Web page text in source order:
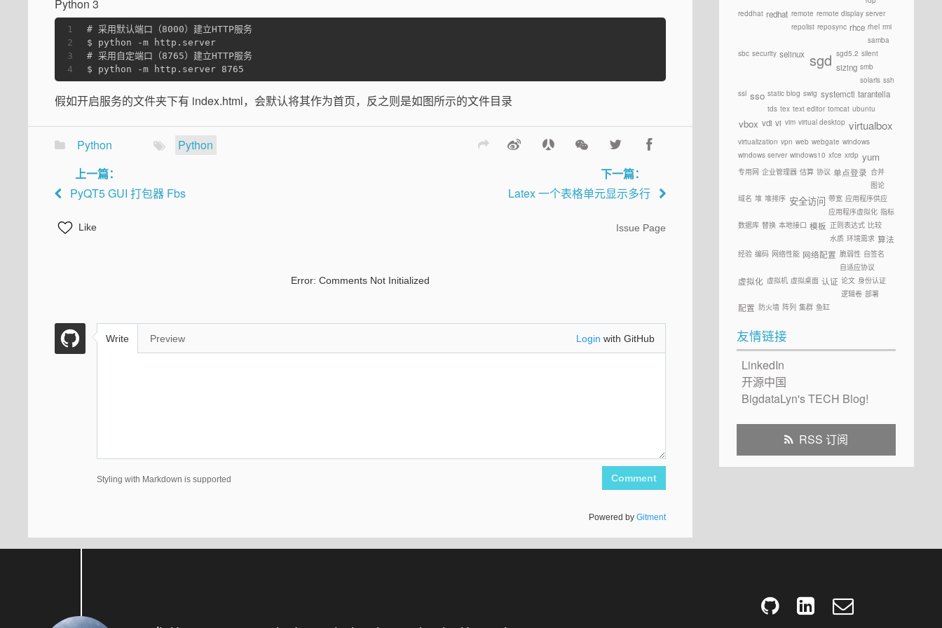
Python 3
1
2
3
4
# 采用默认端口（8000）建立HTTP服务
$ python -m http.server
# 采用自定端口（8765）建立HTTP服务
$ python -m http.server 8765
假如开启服务的文件夹下有 index.html，会默认将其作为首页，反之则是如图所示的文件目录
Python
Python
上一篇：
PyQT5 GUI 打包器 Fbs
下一篇：
Latex 一个表格单元显示多行
Like Issue Page
Error: Comments Not Initialized
Write Preview Login with GitHub
Styling with Markdown is supported Comment
Powered by Gitment
reddhat redhat remote remote display server
repolist reposync rhce rhel rmi
samba
sbc security selinux sgd sgd5.2 silent
sizing smb
solaris ssh
ssl sso static blog swig systemctl tarantella
tds tex text editor tomcat ubuntu
vbox vdi vi vim virtual desktop virtualbox
virtualization vpn web webgate windows
windows server windows10 xfce xrdp yum
专用网 企业管理器 估算 协议 单点登录 合并
图论
域名 堆 堆排序 安全访问 带宽 应用程序供应
应用程序虚拟化 指标
数据库 替换 本地接口 模板 正则表达式 比较
水质 环境需求 算法
经验 编码 网络性能 网络配置 脆弱性 自签名
自适应协议
虚拟化 虚拟机 虚拟桌面 认证 论文 身份认证
逻辑卷 部署
配置 防火墙 阵列 集群 鱼缸
友情链接
LinkedIn
开源中国
BigdataLyn's TECH Blog!
RSS 订阅